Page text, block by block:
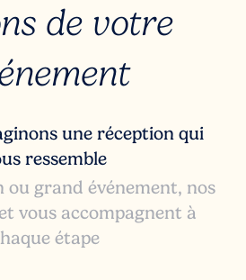
de votre
une réception qui
ressemble
ou grand événement, nos
vous accompagnent à
étape